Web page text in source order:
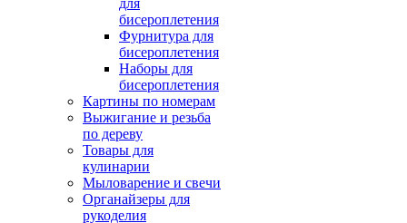
для
бисероплетения
Фурнитура для
бисероплетения
Наборы для
бисероплетения
Картины по номерам
Выжигание и резьба
по дереву
Товары для
кулинарии
Мыловарение и свечи
Органайзеры для
рукоделия